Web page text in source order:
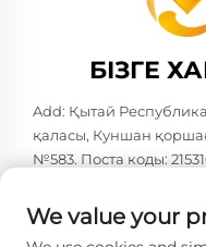
БІЗГЕ
Add: Қытай
қаласы, Куншан
№583. Поста коды:
Электрондық пошта:
We value your